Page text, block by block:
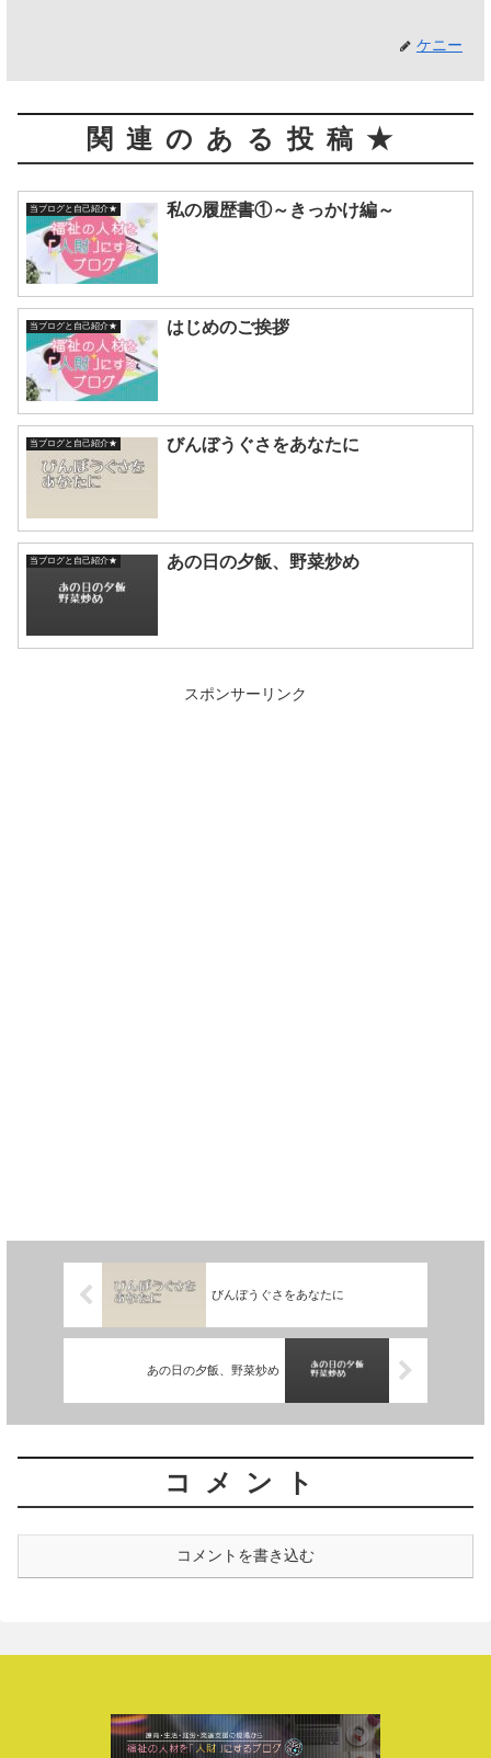
ケニー
関連のある投稿★
当ブログと自己紹介★ 私の履歴書①～きっかけ編～
当ブログと自己紹介★ はじめのご挨拶
当ブログと自己紹介★ びんぼうぐさをあなたに
当ブログと自己紹介★ あの日の夕飯、野菜炒め
スポンサーリンク
びんぼうぐさをあなたに
あの日の夕飯、野菜炒め
コメント
コメントを書き込む